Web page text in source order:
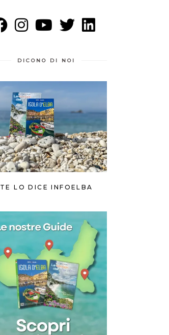
DICONO DI NOI
TE LO DICE INFOELBA